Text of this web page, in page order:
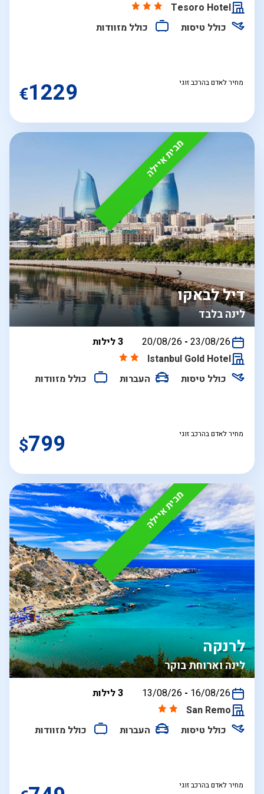
Tesoro Hotel
כולל טיסות
כולל מזוודות
מחיר לאדם בהרכב זוגי €1229
מבית איילה
לינה בלבד
דיל לבאקו
בין
20/08/26 - 23/08/26
3 לילות
Istanbul Gold Hotel
כולל טיסות
העברות כולל מזוודות
מחיר לאדם בהרכב זוגי $799
מבית איילה
לינה וארוחת בוקר
לרנקה
בין
13/08/26 - 16/08/26
3 לילות
San Remo
כולל טיסות
העברות כולל מזוודות
מחיר לאדם בהרכב זוגי